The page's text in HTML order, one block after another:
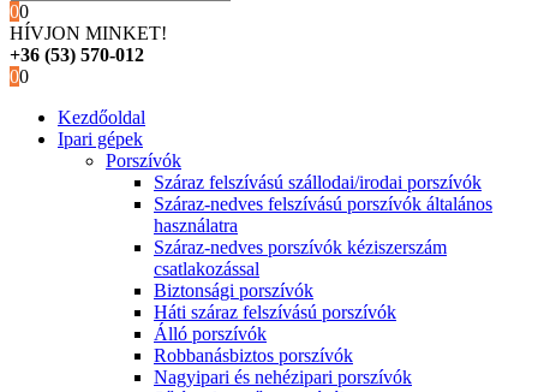
00
HÍVJON MINKET!
+36 (53) 570-012
00
Kezdőoldal
Ipari gépek
Porszívók
Száraz felszívású szállodai/irodai porszívók
Száraz-nedves felszívású porszívók általános
használatra
Száraz-nedves porszívók kéziszerszám
csatlakozással
Biztonsági porszívók
Háti száraz felszívású porszívók
Álló porszívók
Robbanásbiztos porszívók
Nagyipari és nehézipari porszívók